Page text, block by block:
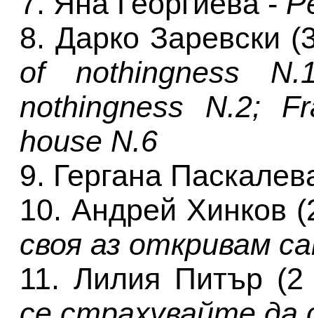
8. Дарко Заревски
of nothingness
nothingness N.2;
house N.6
9. Гергана
10. Андрей Хинков
своя аз откривам
11. Лилия Питър